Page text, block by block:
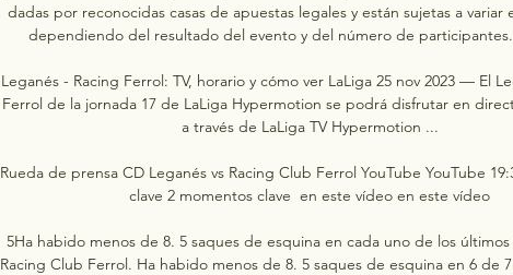
dadas por reconocidas casas de apuestas legales y están sujetas a variar
dependiendo del resultado del evento y del número de participantes.
Leganés - Racing Ferrol: TV, horario y cómo ver LaLiga 25 nov 2023 — El
Ferrol de la jornada 17 de LaLiga Hypermotion se podrá disfrutar en
a través de LaLiga TV Hypermotion ...
Rueda de prensa CD Leganés vs Racing Club Ferrol YouTube YouTube
clave 2 momentos clave  en este vídeo en este vídeo
5Ha habido menos de 8. 5 saques de esquina en cada uno de los
Racing Club Ferrol. Ha habido menos de 8. 5 saques de esquina en 6 de